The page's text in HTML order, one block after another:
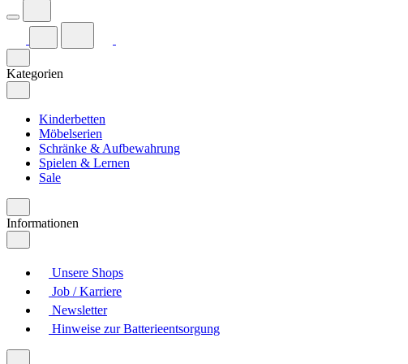
Kategorien
Kinderbetten
Möbelserien
Schränke & Aufbewahrung
Spielen & Lernen
Sale
Informationen
Unsere Shops
Job / Karriere
Newsletter
Hinweise zur Batterieentsorgung